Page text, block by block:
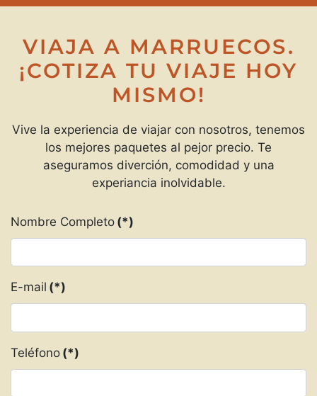
VIAJA A MARRUECOS.
¡COTIZA TU VIAJE HOY
MISMO!
Vive la experiencia de viajar con nosotros, tenemos
los mejores paquetes al pejor precio. Te
aseguramos diverción, comodidad y una
experiancia inolvidable.
Nombre Completo (*)
E-mail (*)
Teléfono (*)